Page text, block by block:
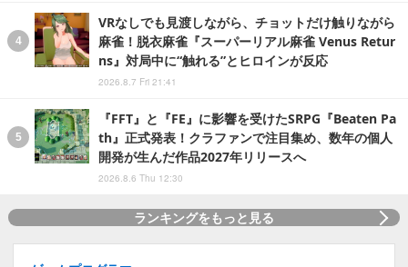
VRなしでも見渡しながら、チョットだけ触りながら
麻雀！脱衣麻雀『スーパーリアル麻雀 Venus Retur
ns』対局中に“触れる”とヒロインが反応
2026.8.7 Fri 21:41
『FFT』と『FE』に影響を受けたSRPG『Beaten Pa
th』正式発表！クラファンで注目集め、数年の個人
開発が生んだ作品2027年リリースへ
2026.8.6 Thu 12:30
ランキングをもっと見る